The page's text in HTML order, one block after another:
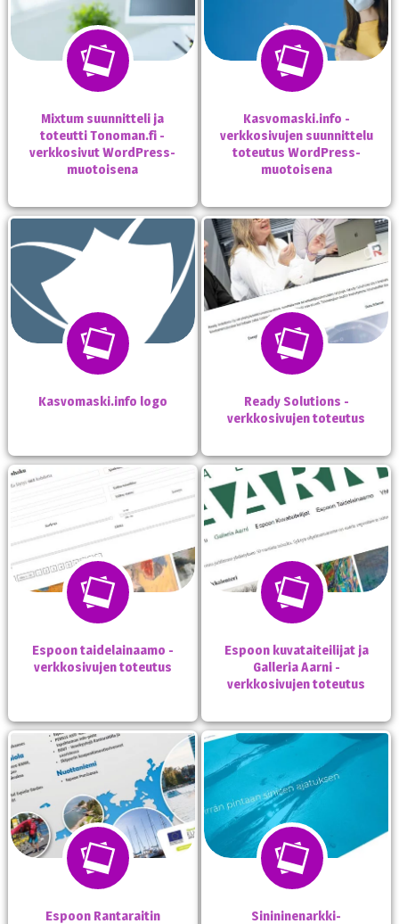
Mixtum suunnitteli ja
toteutti Tonoman.fi -
verkkosivut WordPress-
muotoisena
Kasvomaski.info -
verkkosivujen suunnittelu
toteutus WordPress-
muotoisena
Kasvomaski.info logo
Ready Solutions -
verkkosivujen toteutus
Espoon taidelainaamo -
verkkosivujen toteutus
Espoon kuvataiteilijat ja
Galleria Aarni -
verkkosivujen toteutus
Espoon Rantaraitin
Sinininenarkki-